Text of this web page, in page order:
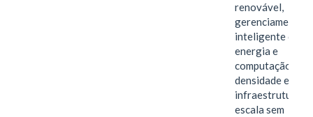
renovável,
gerenciamento
inteligente de
energia e
computação de
densidade em
infraestrutura
escala sem